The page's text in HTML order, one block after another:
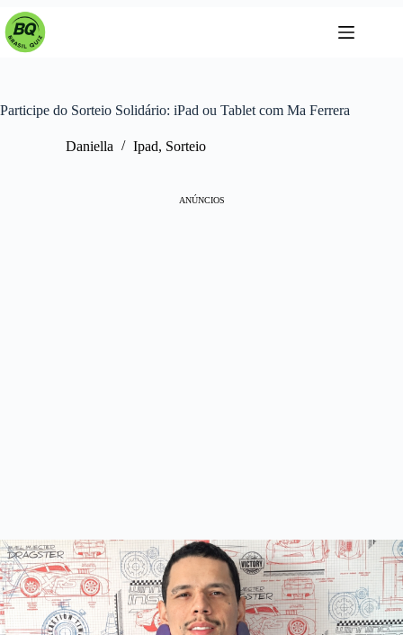
Pular
para
Participe do Sorteio Solidário: iPad ou Tablet com Ma Ferrera
Daniella Ipad, Sorteio
ANÚNCIOS